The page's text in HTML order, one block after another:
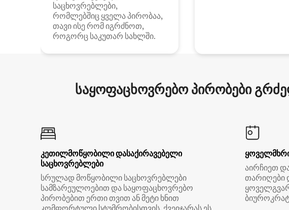
საცხოვრებლები,
რომლებშიც ყველა პირობაა,
თავი ისე რომ იგრძნოთ,
როგორც საკუთარ სახლში.
საყოფაცხოვრებო პირობები
კეთილმოწყობილი დასაქირავებელი
საცხოვრებლები
სრულად მოწყობილი საცხოვრებლები
სამზარეულოებით და საყოფაცხოვრებო
პირობებით ერთი თვით ან მეტი ხნით
აირჩიეთ
თარიღები